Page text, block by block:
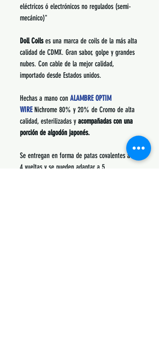
eléctricos ó electrónicos no regulados (semi-
mecánico)"
Doll Coilses una marca de coils de la más alta
calidad de CDMX. Gran sabor, golpe y grandes
nubes. Con cable de la mejor calidad,
importado desde Estados unidos.
Hechas a mano con ALAMBRE OPTIM
WIRENichrome 80% y 20% de Cromo de alta
calidad, esterilizadas y acompañadas con una
porción de algodón japonés.
Se entregan en forma de patas covalentes a
4 vueltas y se pueden adaptar a 5.